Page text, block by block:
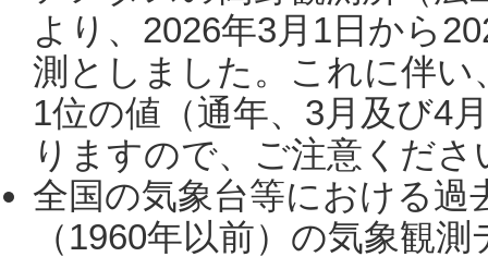
より、2026年3月1日から
測としました。これに伴い
1位の値（通年、3月及び4
りますので、ご注意くだ
全国の気象台等における過
（1960年以前）の気象観